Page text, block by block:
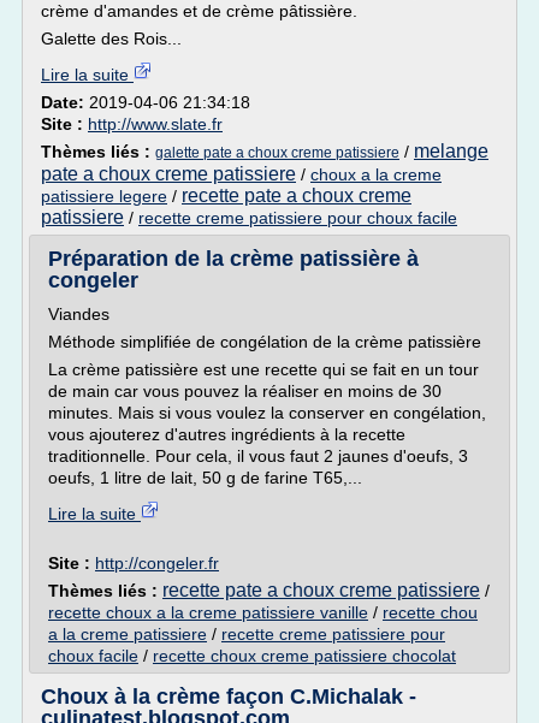
crème d'amandes et de crème pâtissière.
Galette des Rois...
Lire la suite
Date: 2019-04-06 21:34:18
Site : http://www.slate.fr
Thèmes liés : galette pate a choux creme patissiere / melange
pate a choux creme patissiere / choux a la creme
patissiere legere / recette pate a choux creme
patissiere / recette creme patissiere pour choux facile
Préparation de la crème patissière à
congeler
Viandes
Méthode simplifiée de congélation de la crème patissière
La crème patissière est une recette qui se fait en un tour
de main car vous pouvez la réaliser en moins de 30
minutes. Mais si vous voulez la conserver en congélation,
vous ajouterez d'autres ingrédients à la recette
traditionnelle. Pour cela, il vous faut 2 jaunes d'oeufs, 3
oeufs, 1 litre de lait, 50 g de farine T65,...
Lire la suite
Site : http://congeler.fr
Thèmes liés : recette pate a choux creme patissiere /
recette choux a la creme patissiere vanille / recette chou
a la creme patissiere / recette creme patissiere pour
choux facile / recette choux creme patissiere chocolat
Choux à la crème façon C.Michalak -
culinatest.blogspot.com